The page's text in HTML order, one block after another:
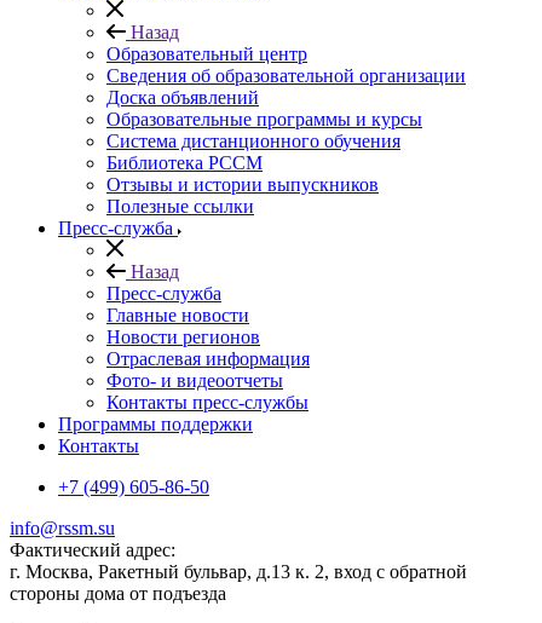
Назад
Образовательный центр
Сведения об образовательной организации
Доска объявлений
Образовательные программы и курсы
Система дистанционного обучения
Библиотека РССМ
Отзывы и истории выпускников
Полезные ссылки
Пресс-служба
Назад
Пресс-служба
Главные новости
Новости регионов
Отраслевая информация
Фото- и видеоотчеты
Контакты пресс-службы
Программы поддержки
Контакты
+7 (499) 605-86-50
info@rssm.su
Фактический адрес:
г. Москва, Ракетный бульвар, д.13 к. 2, вход с обратной
стороны дома от подъезда